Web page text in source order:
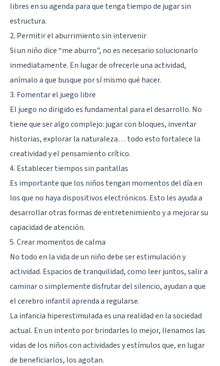
libres en su agenda para que tenga tiempo de jugar sin
estructura.
2. Permitir el aburrimiento sin intervenir
Si un niño dice “me aburro”, no es necesario solucionarlo
inmediatamente. En lugar de ofrecerle una actividad,
anímalo a que busque por sí mismo qué hacer.
3. Fomentar el juego libre
El juego no dirigido es fundamental para el desarrollo. No
tiene que ser algo complejo: jugar con bloques, inventar
historias, explorar la naturaleza… todo esto fortalece la
creatividad y el pensamiento crítico.
4. Establecer tiempos sin pantallas
Es importante que los niños tengan momentos del día en
los que no haya dispositivos electrónicos. Esto les ayuda a
desarrollar otras formas de entretenimiento y a mejorar su
capacidad de atención.
5. Crear momentos de calma
No todo en la vida de un niño debe ser estimulación y
actividad. Espacios de tranquilidad, como leer juntos, salir a
caminar o simplemente disfrutar del silencio, ayudan a que
el cerebro infantil aprenda a regularse.
La infancia hiperestimulada es una realidad en la sociedad
actual. En un intento por brindarles lo mejor, llenamos las
vidas de los niños con actividades y estímulos que, en lugar
de beneficiarlos, los agotan.